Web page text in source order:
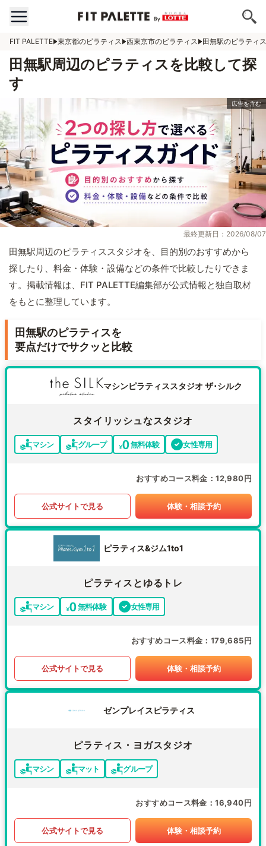
FIT PALETTE 東京都のピラティス 西東京市のピラティス 田無駅のピラティス
田無駅周辺のピラティスを比較して探
す
最終更新日：2026/08/07
田無駅周辺のピラティススタジオを、目的別のおすすめから
探したり、料金・体験・設備などの条件で比較したりできま
す。掲載情報は、FIT PALETTE編集部が公式情報と独自取材
をもとに整理しています。
田無駅のピラティスを
要点だけでサクッと比較
マシンピラティススタジオ ザ･シルク
スタイリッシュなスタジオ
マシン グループ 無料体験 女性専用
おすすめコース料金 12,980円
公式サイトで見る 体験・相談予約
ピラティス&ジム1to1
ピラティスとゆるトレ
マシン 無料体験 女性専用
おすすめコース料金 179,685円
公式サイトで見る 体験・相談予約
ゼンプレイスピラティス
ピラティス・ヨガスタジオ
マシン マット グループ
おすすめコース料金 16,940円
公式サイトで見る 体験・相談予約